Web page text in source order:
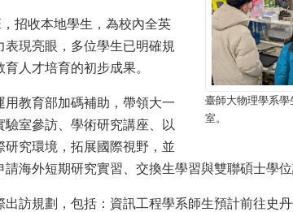
臺師大物理學系
室。
招收本地學生，為校內全英
現亮眼，多位學生已明確規
人才培育的初步成果。
教育部加碼補助，帶領大一
室參訪、學術研究講座、以
究環境，拓展國際視野，並
海外短期研究實習、交換生學習與雙聯碩士學位
訪規劃，包括：資訊工程學系師生預計前往史